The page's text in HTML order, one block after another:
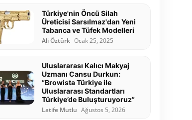
Türkiye'nin Öncü Silah
Üreticisi Sarsılmaz'dan Yeni
Tabanca ve Tüfek Modelleri
Ali Öztürk Ocak 25, 2025
Uluslararası Kalıcı Makyaj
Uzmanı Cansu Durkun:
“Browista Türkiye ile
Uluslararası Standartları
Türkiye’de Buluşturuyoruz”
Latife Mutlu Ağustos 5, 2026